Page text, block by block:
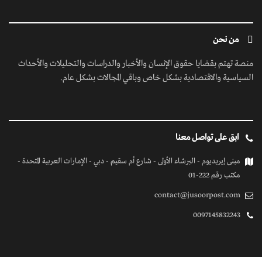
من نحن
منصة تهتم بقضايا حقوق الإنسان والأخبار والدراسات والتحليلات والأحداث
السياسية والاقتصادية بشكل خاص وباقي المجالات بشكل عام.
ابق على تواصل معنا
مبنى إيريديوم - البرشاء الأولى - شارع أم سقيم - دبي - الإمارات العربية المتحدة -
مكتب رقم 222-01
contact@jusoorpost.com
0097145832243